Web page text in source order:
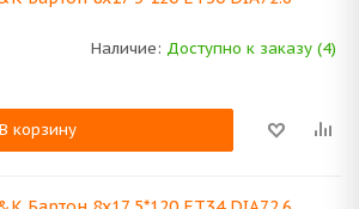
Наличие: Доступно к заказу (4)
В корзину